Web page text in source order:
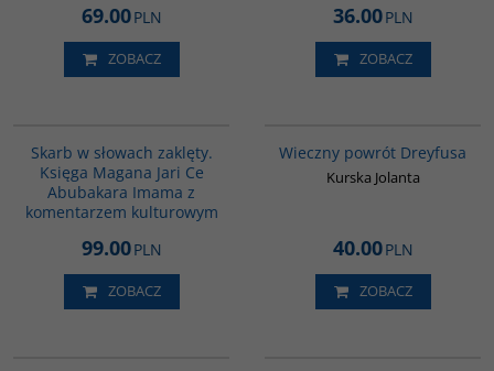
69.00PLN
ZOBACZ
36.00PLN
ZOBACZ
Skarb w słowach zaklęty.
Księga Magana Jari Ce
Abubakara Imama z
komentarzem kulturowym
99.00PLN
ZOBACZ
Wieczny powrót Dreyfusa
Kurska Jolanta
40.00PLN
ZOBACZ